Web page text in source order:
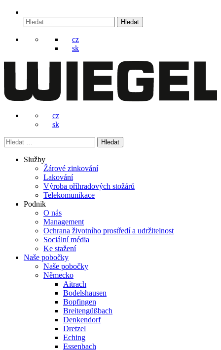
Vyhledávání
cz
sk
cz
sk
Vyhledávání
Služby
Žárové zinkování
Lakování
Výroba příhradových stožárů
Telekomunikace
Podnik
O nás
Management
Ochrana životního prostředí a udržitelnost
Sociální média
Ke stažení
Naše pobočky
Naše pobočky
Německo
Aitrach
Bodelshausen
Bopfingen
Breitengüßbach
Denkendorf
Dretzel
Eching
Essenbach